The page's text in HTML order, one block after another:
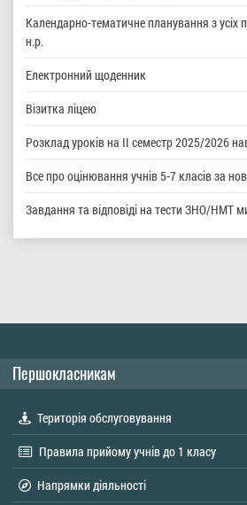
Календарно-тематичне планування з усіх
н.р.
Електронний щоденник
Візитка ліцею
Розклад уроків на ІІ семестр 2025/2026
Все про оцінювання учнів 5-7 класів за
Завдання та відповіді на тести ЗНО/НМТ
Першокласникам
Територія обслуговування
Правила прийому учнів до 1 класу
Напрямки діяльності